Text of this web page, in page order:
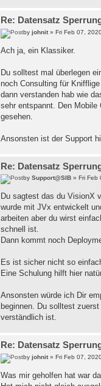
Re: Datensatz
by johnit» Fri Feb 07,
Ach ja, ein Klassiker.
Du solltest mal überlegen
noch Consulting für
dann verstanden hab wie
sehr entspannt. Den
gesehen.
Ansonsten ist der Support
Re: Datensatz
by Support@SIB » Fri Feb
Du sagtest das du VisionX
wurde mit JVx entwickelt
arbeiten aber du wirst
schnell ist.
Dann kommt noch
Es ist sicher nicht so
Eine Schulung hilft hier
Ansonsten würde ich Dir
beginnen. Du solltest
verständlich ist.
Re: Datensatz
by johnit» Fri Feb 07,
Was mir geholfen hat war